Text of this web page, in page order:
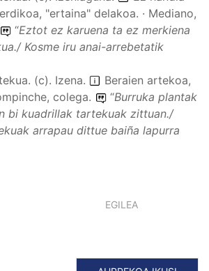
"ertaina" delakoa. · Mediano,
“Eztot ez karuena ta ez merkiena
Kosme iru anai-arrebetatik
. (c). Izena.
Beraien artekoa,
colega.
“Burruka plantak
bi kuadrillak tartekuak zittuan./
arrapau dittue baiña lapurra
EGILEA